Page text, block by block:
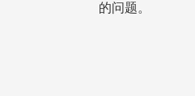
的问题。